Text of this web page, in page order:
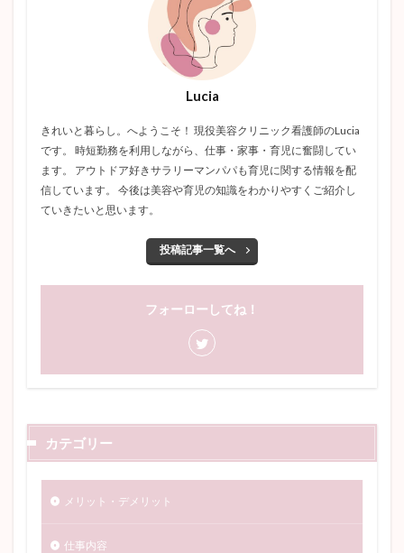
Lucia
きれいと暮らし。へようこそ！ 現役美容クリニック看護師のLucia
です。 時短勤務を利用しながら、仕事・家事・育児に奮闘してい
ます。 アウトドア好きサラリーマンパパも育児に関する情報を配
信しています。 今後は美容や育児の知識をわかりやすくご紹介し
ていきたいと思います。
投稿記事一覧へ
フォーローしてね！
カテゴリー
メリット・デメリット
仕事内容